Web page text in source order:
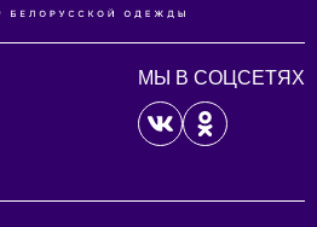
МЫ В СОЦСЕТЯХ